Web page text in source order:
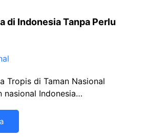
di Indonesia Tanpa Perlu
Tropis di Taman Nasional
nasional Indonesia…